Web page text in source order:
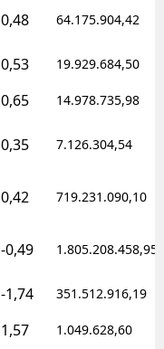
0,48 64.175.904,42
0,53 19.929.684,50
0,65 14.978.735,98
0,35 7.126.304,54
0,42 719.231.090,10
-0,49 1.805.208.458,95
-1,74 351.512.916,19
1,57 1.049.628,60